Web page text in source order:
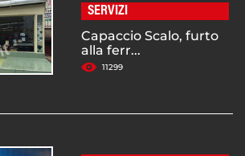
SERVIZI
Capaccio Scalo, furto
alla ferr...
11299